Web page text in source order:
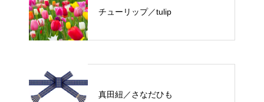
チューリップ／tulip
真田紐／さなだひも